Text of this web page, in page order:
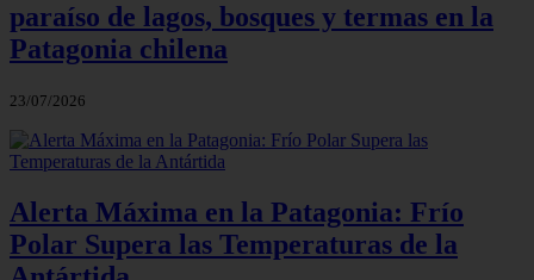
paraíso de lagos, bosques y termas en la
Patagonia chilena
23/07/2026
Alerta Máxima en la Patagonia: Frío
Polar Supera las Temperaturas de la